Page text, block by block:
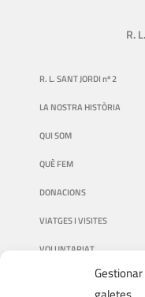
R.
R. L. SANT JORDI nº 2
LA NOSTRA HISTÒRIA
QUI SOM
QUÈ FEM
DONACIONS
VIATGES I VISITES
VOLUNTARIAT